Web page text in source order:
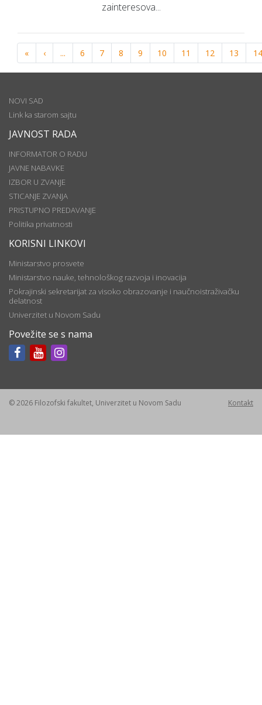
zainteresova...
« ‹ ... 6 7 8 9 10 11 12 13 14
NOVI SAD
Link ka starom sajtu
JAVNOST RADA
INFORMATOR O RADU
JAVNE NABAVKE
IZBOR U ZVANJE
STICANJE ZVANJA
PRISTUPNO PREDAVANJE
Politika privatnosti
KORISNI LINKOVI
Ministarstvo prosvete
Ministarstvo nauke, tehnološkog razvoja i inovacija
Pokrajinski sekretarijat za visoko obrazovanje i naučnoistraživačku
delatnost
Univerzitet u Novom Sadu
Povežite se s nama
© 2026 Filozofski fakultet, Univerzitet u Novom Sadu Kontakt